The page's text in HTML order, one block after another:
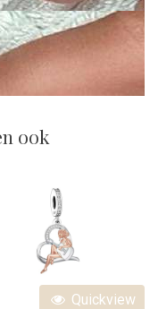
ook
Quickview